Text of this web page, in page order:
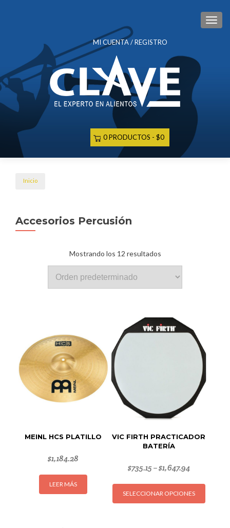
MI CUENTA / REGISTRO
0 PRODUCTOS $0
Inicio
Accesorios Percusión
Mostrando los 12 resultados
MEINL HCS PLATILLO
$1,184.28
LEER MÁS
VIC FIRTH PRACTICADOR
BATERÍA
$735.15–$1,647.94
SELECCIONAR OPCIONES
Este